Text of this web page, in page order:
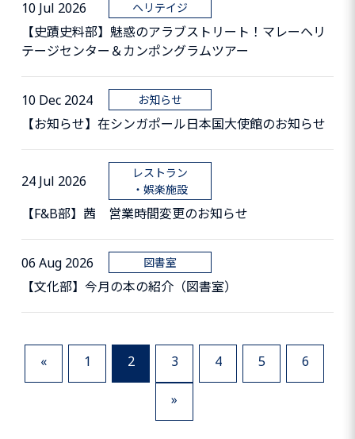
10 Jul 2026 ヘリテイジ
【史蹟史料部】魅惑のアラブストリート！マレーヘリ
テージセンター＆カンポングラムツアー
10 Dec 2024 お知らせ
【お知らせ】在シンガポール日本国大使館のお知らせ
24 Jul 2026
レストラン
・娯楽施設
【F&B部】茜 営業時間変更のお知らせ
06 Aug 2026 図書室
【文化部】今月の本の紹介（図書室）
« 1 2 3 4 5 6
»